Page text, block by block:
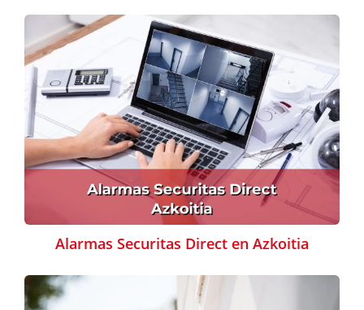
Alarmas Securitas Direct en Azkoitia